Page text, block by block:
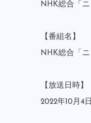
NHK総合「
【番組名】
NHK総合「ニ
【放送日時】
2022年10月4